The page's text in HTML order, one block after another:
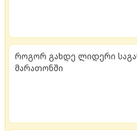
როგორ გახდე ლიდერი
მარათონში